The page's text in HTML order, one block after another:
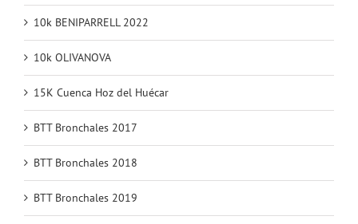
10k BENIPARRELL 2022
10k OLIVANOVA
15K Cuenca Hoz del Huécar
BTT Bronchales 2017
BTT Bronchales 2018
BTT Bronchales 2019